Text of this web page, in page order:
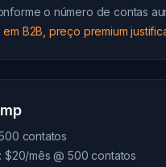
o número de contas
B2B, preço premium
contatos
$20/mês @ 500 contatos